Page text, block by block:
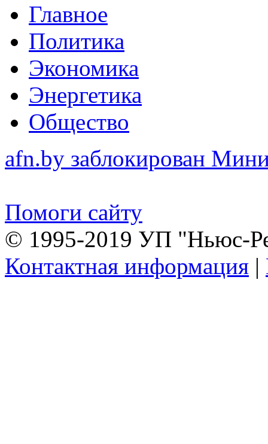
Главное
Политика
Экономика
Энергетика
Общество
afn.by заблокирован
Помоги сайту
© 1995-2019 УП "Ньюс-
Контактная информация |